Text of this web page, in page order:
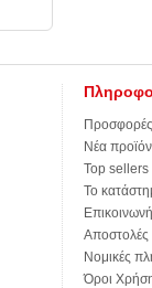
Προσφορές
Νέα
Top sellers
Το
Αποστολές
Νομικές
Όροι